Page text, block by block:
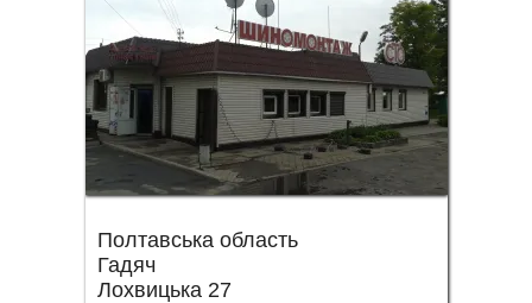
Полтавська область
Гадяч
Лохвицька 27